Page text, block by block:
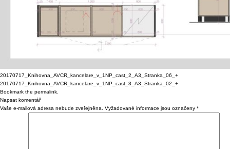
20170717_Knihovna_AVCR_kancelare_v_1NP_cast_2_A3_Stranka_06_+
20170717_Knihovna_AVCR_kancelare_v_1NP_cast_3_A3_Stranka_02_+
Bookmark the permalink
Napsat komentář
Vaše e-mailová adresa nebude zveřejněna.
Vyžadované informace jsou označeny *